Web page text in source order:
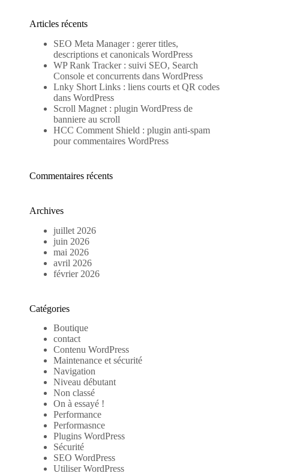
Articles récents
SEO Meta Manager : gerer titles,
descriptions et canonicals WordPress
WP Rank Tracker : suivi SEO, Search
Console et concurrents dans WordPress
Lnky Short Links : liens courts et QR codes
dans WordPress
Scroll Magnet : plugin WordPress de
banniere au scroll
HCC Comment Shield : plugin anti-spam
pour commentaires WordPress
Commentaires récents
Archives
juillet 2026
juin 2026
mai 2026
avril 2026
février 2026
Catégories
Boutique
contact
Contenu WordPress
Maintenance et sécurité
Navigation
Niveau débutant
Non classé
On à essayé !
Performance
Performasnce
Plugins WordPress
Sécurité
SEO WordPress
Utiliser WordPress